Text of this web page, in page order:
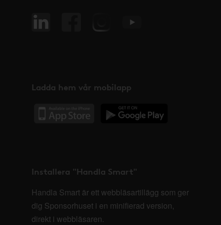
Ladda hem vår mobilapp
Installera "Handla Smart"
Handla Smart är ett webbläsartillägg som ger
dig Sponsorhuset i en minifierad version,
direkt i webbläsaren.